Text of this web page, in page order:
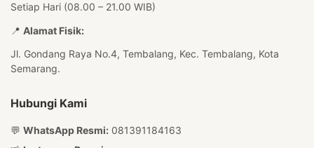
Setiap Hari (08.00 – 21.00 WIB)
📍 Alamat Fisik:
Jl. Gondang Raya No.4, Tembalang, Kec. Tembalang, Kota
Semarang.
Hubungi Kami
💬 WhatsApp Resmi: 081391184163